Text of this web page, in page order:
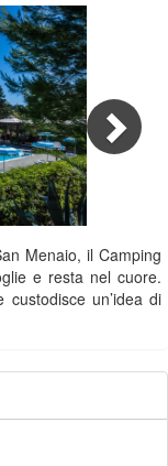
Menaio, il Camping
e resta nel cuore.
un’idea di